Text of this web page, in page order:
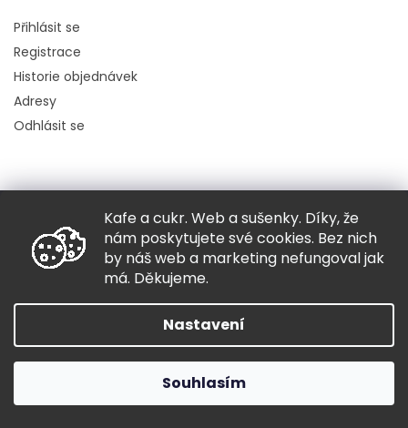
Kafe a cukr. Web a sušenky. Díky, že
nám poskytujete své cookies. Bez nich
by náš web a marketing nefungoval jak
má. Děkujeme.
Nastavení
Souhlasím
Přihlásit se
Registrace
Historie objednávek
Adresy
Odhlásit se
Copyright 2026Hugo chodí bos. Všechna práva vyhrazena.
Grafický návrh vytvořil a nakódovalShoptak.cz